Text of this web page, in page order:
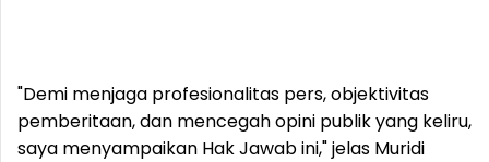
"Demi menjaga profesionalitas pers, objektivitas
pemberitaan, dan mencegah opini publik yang keliru,
saya menyampaikan Hak Jawab ini," jelas Muridi